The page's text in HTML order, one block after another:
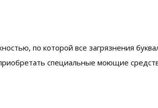
по которой все загрязнения
специальные моющие